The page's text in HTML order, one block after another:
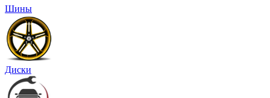
Шины
Диски